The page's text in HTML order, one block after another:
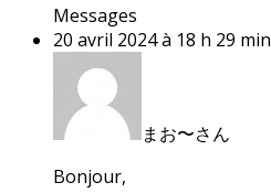
Messages
20 avril 2024 à 18 h 29 min
まお〜さん
Bonjour,